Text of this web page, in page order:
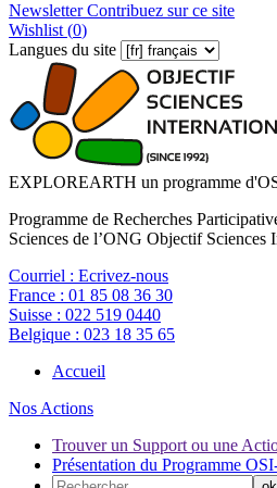
NewsletterContribuez sur ce site
Wishlist (0)
Langues du site
EXPLOREARTH un programme
Programme de Recherches
Sciences de l’ONG Objectif Sciences
Courriel : Ecrivez-nous
France : 01 85 08 36 30
Suisse : 022 519 0440
Belgique : 023 18 35 65
Accueil
Nos Actions
Trouver un Support ou une
Présentation du Programme